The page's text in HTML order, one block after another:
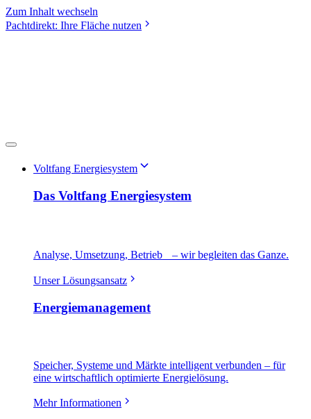
Zum Inhalt wechseln
Pachtdirekt: Ihre Fläche nutzen
Voltfang Energiesystem
Das Voltfang Energiesystem
Analyse, Umsetzung, Betrieb – wir begleiten das Ganze.
Unser Lösungsansatz
Energiemanagement
Speicher, Systeme und Märkte intelligent verbunden – für
eine wirtschaftlich optimierte Energielösung.
Mehr Informationen